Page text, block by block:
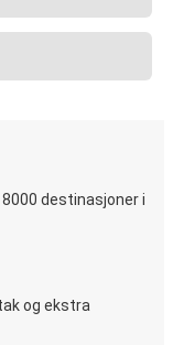
destinasjoner i
og ekstra